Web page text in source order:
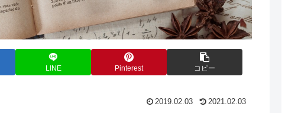
LINE Pinterest コピー
2019.02.03 2021.02.03